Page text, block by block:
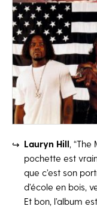
Lauryn Hill,
pochette est
que c’est son
d’école en bois,
Et bon, l’album